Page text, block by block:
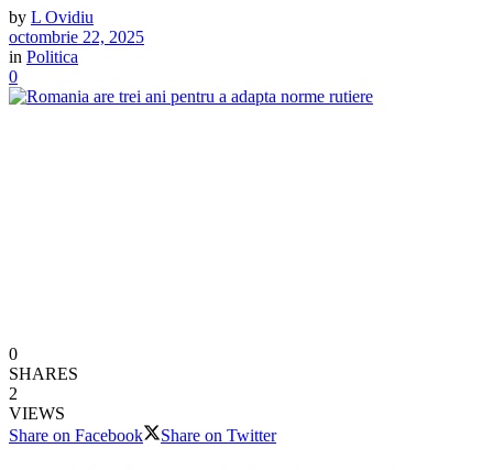
by L Ovidiu
octombrie 22, 2025
in Politica
0
0
SHARES
2
VIEWS
Share on Facebook
Share on Twitter